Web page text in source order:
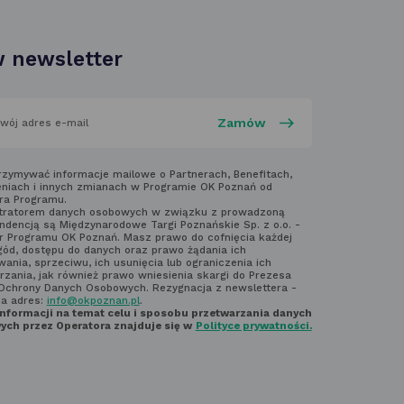
newsletter
informacje mailowe o Partnerach, Benefitach,
i innych zmianach w Programie OK Poznań od
Programu.
danych osobowych w związku z prowadzoną
są Międzynarodowe Targi Poznańskie Sp. z o.o. -
Programu OK Poznań. Masz prawo do cofnięcia każdej
dostępu do danych oraz prawo żądania ich
sprzeciwu, ich usunięcia lub ograniczenia ich
jak również prawo wniesienia skargi do Prezesa
Danych Osobowych. Rezygnacja z newslettera -
adres: info@okpoznan.pl.
na temat celu i sposobu przetwarzania danych
przez Operatora znajduje się w Polityce prywatności.